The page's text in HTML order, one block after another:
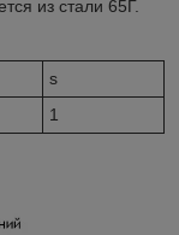
из стали 65Г.
s
1